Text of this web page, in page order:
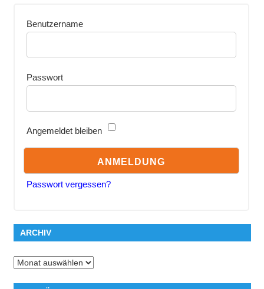
Benutzername
Passwort
Angemeldet bleiben
Passwort vergessen?
ARCHIV
Archiv